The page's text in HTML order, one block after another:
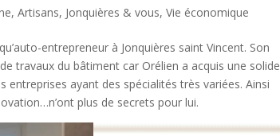
,Artisans, Jonquières & vous,Vie économique
entrepreneur à Jonquières saint Vincent. Son
travaux du bâtiment car Orélien a acquis une solide
ayant des spécialités très variées. Ainsi
plus de secrets pour lui.